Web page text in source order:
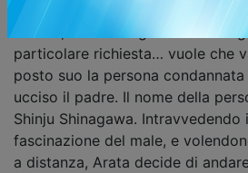
allergico anche solo alla parola
Takuto, uno dei ragazzi da lui
particolare richiesta… vuole che
posto suo la persona
ucciso il padre. Il nome della
Shinju Shinagawa.
fascinazione del male, e
a distanza, Arata decide di